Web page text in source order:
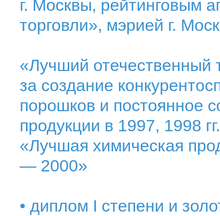
г. Москвы, рейтинговым
торговли», мэрией г.
«Лучший
за создание
порошков и постоянное
продукции в 1997, 1998 гг.
«Лучшая химическая
— 2000»
• диплом I степени и